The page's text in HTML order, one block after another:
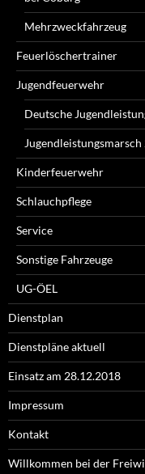
Mehrzweckfahrzeug
Feuerlöschertrainer
Jugendfeuerwehr
Deutsche
Kinderfeuerwehr
Schlauchpflege
Service
Sonstige Fahrzeuge
UG-ÖEL
Dienstplan
Dienstpläne aktuell
Einsatz am 28.12.2018
Impressum
Kontakt
Willkommen bei der